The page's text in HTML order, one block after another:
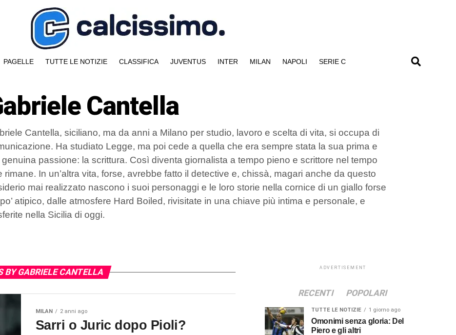
PAGELLE TUTTE LE NOTIZIE CLASSIFICA JUVENTUS INTER MILAN NAPOLI SERIE C
Cantella
Cantella, siciliano, ma da anni a Milano per studio, lavoro e scelta di vita, si occupa di
Ha studiato Legge, ma poi cede a quella che era sempre stata la sua prima e
genuina passione: la scrittura. Così diventa giornalista a tempo pieno e scrittore nel tempo
rimane. In un’altra vita, forse, avrebbe fatto il detective e, chissà, magari anche da questo
mai realizzato nascono i suoi personaggi e le loro storie nella cornice di un giallo forse
atipico, dalle atmosfere Hard Boiled, rivisitate in una chiave più intima e personale, e
nella Sicilia di oggi.
BY GABRIELE CANTELLA
MILAN 2 anni ago
Sarri o Juric dopo Pioli?
ADVERTISEMENT
RECENTI POPOLARI
TUTTE LE NOTIZIE 1 giorno ago
Omonimi senza gloria: Del
Piero e gli altri